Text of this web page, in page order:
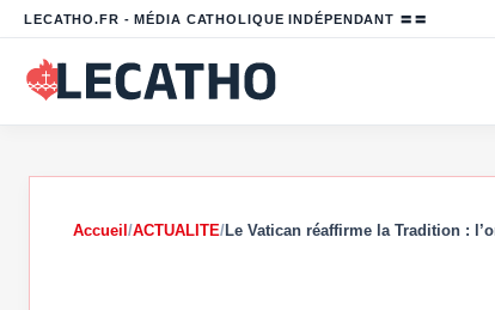
LECATHO.FR - MÉDIA CATHOLIQUE INDÉPENDANT 〓〓
Accueil /ACTUALITE/Le Vatican réaffirme la Tradition :